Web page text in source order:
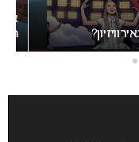
סביב העיר המארחת בנקודת